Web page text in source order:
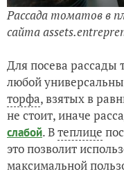
Рассада томатов в
сайта
Для посева рассады
любой
торфа, взятых в
не стоит, иначе
слабой. Втеплице
это позволит
максимальной